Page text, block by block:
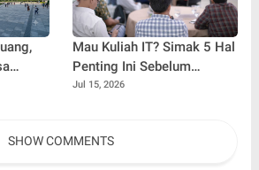
di
Mau Kuliah IT? Simak 5 Hal
Penting Ini Sebelum
Memilih Jurusan
Jul 15, 2026
SHOW COMMENTS